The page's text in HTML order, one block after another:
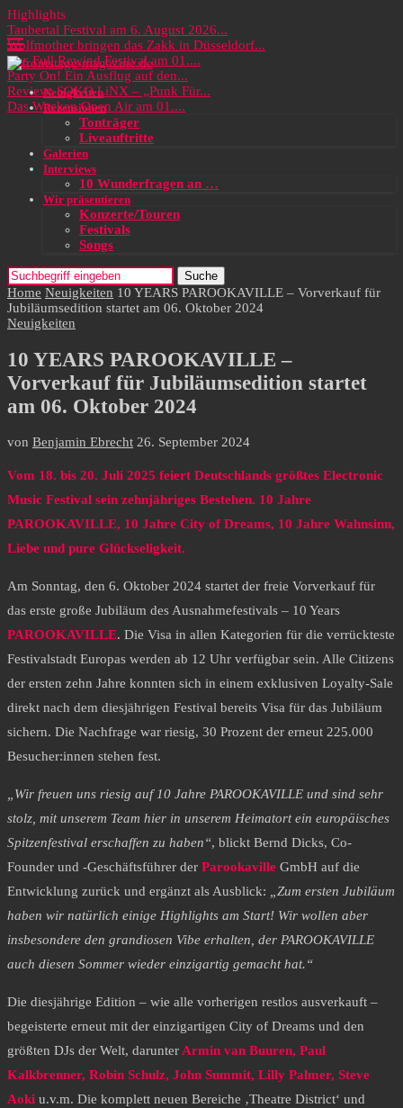
Highlights
Taubertal Festival am 6. August 2026...
Wolfmother bringen das Zakk in Düsseldorf...
Das Full Rewind Festival am 01....
Party On! Ein Ausflug auf den...
Review: SOKO LiNX – „Punk Für...
Das Wacken Open Air am 01....
Neuigkeiten
Rezensionen
Tonträger
Liveauftritte
Galerien
Interviews
10 Wunderfragen an …
Wir präsentieren
Konzerte/Touren
Festivals
Songs
Suche
Home Neuigkeiten 10 YEARS PAROOKAVILLE – Vorverkauf für
Jubiläumsedition startet am 06. Oktober 2024
Neuigkeiten
10 YEARS PAROOKAVILLE –
Vorverkauf für Jubiläumsedition startet
am 06. Oktober 2024
von Benjamin Ebrecht 26. September 2024
Vom 18. bis 20. Juli 2025 feiert Deutschlands größtes Electronic
Music Festival sein zehnjähriges Bestehen. 10 Jahre
PAROOKAVILLE, 10 Jahre City of Dreams, 10 Jahre Wahnsinn,
Liebe und pure Glückseligkeit.
Am Sonntag, den 6. Oktober 2024 startet der freie Vorverkauf für
das erste große Jubiläum des Ausnahmefestivals – 10 Years
PAROOKAVILLE. Die Visa in allen Kategorien für die verrückteste
Festivalstadt Europas werden ab 12 Uhr verfügbar sein. Alle Citizens
der ersten zehn Jahre konnten sich in einem exklusiven Loyalty-Sale
direkt nach dem diesjährigen Festival bereits Visa für das Jubiläum
sichern. Die Nachfrage war riesig, 30 Prozent der erneut 225.000
Besucher:innen stehen fest.
„Wir freuen uns riesig auf 10 Jahre PAROOKAVILLE und sind sehr
stolz, mit unserem Team hier in unserem Heimatort ein europäisches
Spitzenfestival erschaffen zu haben“, blickt Bernd Dicks, Co-
Founder und -Geschäftsführer der Parookaville GmbH auf die
Entwicklung zurück und ergänzt als Ausblick: „Zum ersten Jubiläum
haben wir natürlich einige Highlights am Start! Wir wollen aber
insbesondere den grandiosen Vibe erhalten, der PAROOKAVILLE
auch diesen Sommer wieder einzigartig gemacht hat.“
Die diesjährige Edition – wie alle vorherigen restlos ausverkauft –
begeisterte erneut mit der einzigartigen City of Dreams und den
größten DJs der Welt, darunterArmin van Buuren, Paul
Kalkbrenner, Robin Schulz, John Summit, Lilly Palmer, Steve
Aoki u.v.m. Die komplett neuen Bereiche ‚Theatre District‘ und